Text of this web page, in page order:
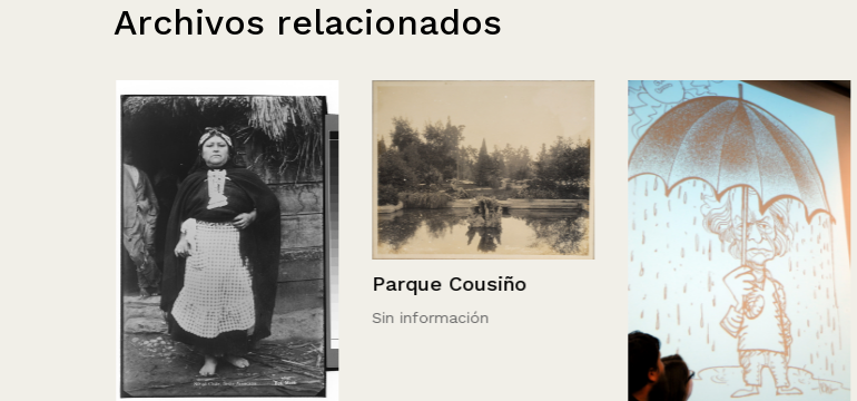
Archivos relacionados
Parque Cousiño
Sin información